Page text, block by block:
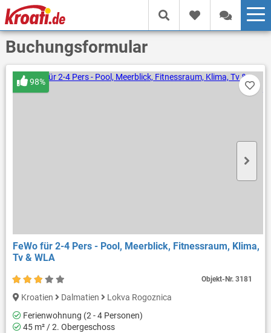
Buchungsformular
FeWo für 2-4 Pers - Pool, Meerblick, Fitnessraum, Klima,
Tv & WLA
98%
Kroatien Dalmatien
Lokva Rogoznica
Ferienwohnung (2 - 4 Personen)
45 m² / 2. Obergeschoss
Objekt-Nr. 3181